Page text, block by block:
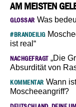
AM MEISTEN
GLOSSAR Was
#BRANDEILIG
ist real“
NACHGEFRAGT„Die
Absurdität von
KOMMENTAR Wann
Moscheeangriff?